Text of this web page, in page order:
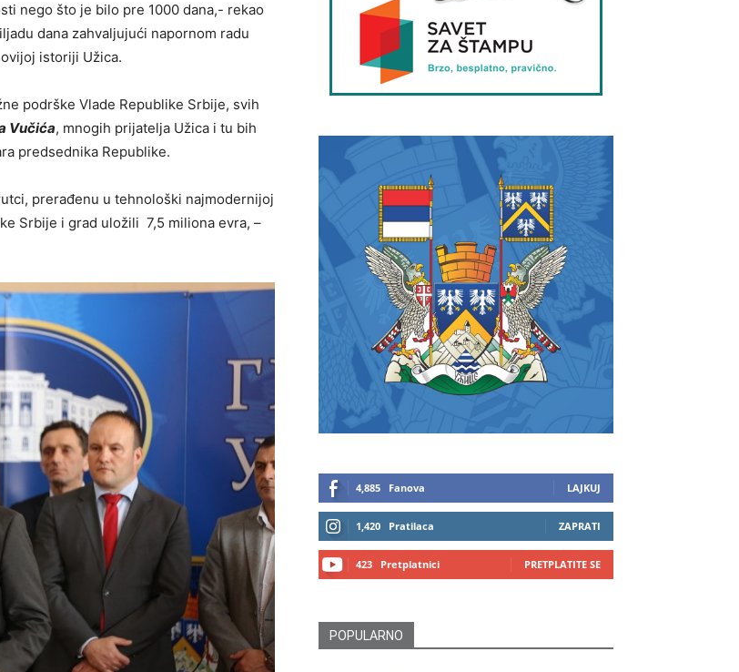
nego što je bilo pre 1000 dana,- rekao
dana zahvaljujući napornom radu
istoriji Užica.
podrške Vlade Republike Srbije, svih
Vučića, mnogih prijatelja Užica i tu bih
predsednika Republike.
prerađenu u tehnološki najmodernijoj
Srbije i grad uložili 7,5 miliona evra, –
4,885 Fanova LAJKUJ
1,420 Pratilaca ZAPRATI
423 Pretplatnici PRETPLATITE SE
POPULARNO